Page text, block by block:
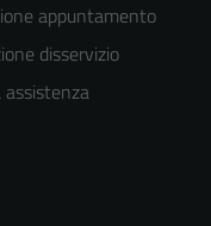
appuntamento
disservizio
assistenza